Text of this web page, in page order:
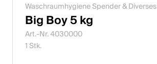
Waschraumhygiene Spender & Diverses
Big Boy 5 kg
Art.-Nr. 4030000
1 Stk.